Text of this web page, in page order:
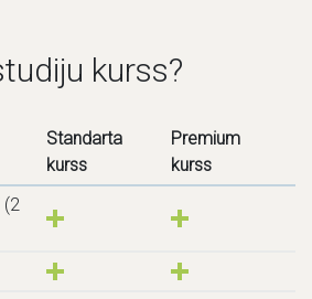
kurss?
Standarta
kurss
Premium
kurss
(2